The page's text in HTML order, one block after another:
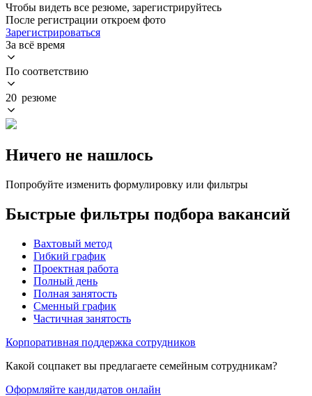
Чтобы видеть все резюме, зарегистрируйтесь
После регистрации откроем фото
Зарегистрироваться
За всё время
По соответствию
20 резюме
Ничего не нашлось
Попробуйте изменить формулировку или фильтры
Быстрые фильтры подбора вакансий
Вахтовый метод
Гибкий график
Проектная работа
Полный день
Полная занятость
Сменный график
Частичная занятость
Корпоративная поддержка сотрудников
Какой соцпакет вы предлагаете семейным сотрудникам?
Оформляйте кандидатов онлайн